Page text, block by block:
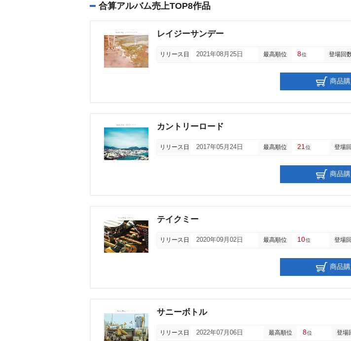
合算アルバム売上TOP8作品
レイジーサンデー
リリース日 2021年08月25日 最高順位 8位 登場回
商品購
カントリーロード
リリース日 2017年05月24日 最高順位 21 位 登場
商品購
テイクミー
リリース日 2020年09月02日 最高順位 10位 登場
商品購
サニーボトル
リリース日 2022年07月06日 最高順位 8位 登場